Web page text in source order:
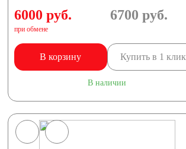
6000 руб.
при обмене
6700 руб.
В корзину Купить в 1 клик
В наличии